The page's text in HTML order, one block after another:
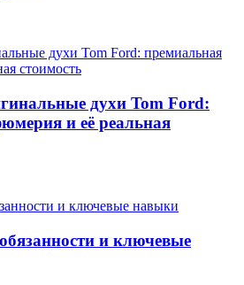
духи Tom Ford:
и её реальная
и ключевые